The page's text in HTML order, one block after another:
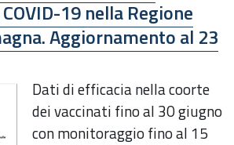
19 nella Regione
Aggiornamento al 23
Dati di efficacia nella coorte
dei vaccinati fino al 30 giugno
con monitoraggio fino al 15